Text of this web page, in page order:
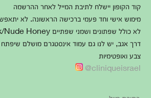
קוד הקופון יישלח לתיבת המייל לאחר ההרשמה
מימוש אישי וחד פעמי ברכישה הראשונה. לא
לא כולל שפתונים ושמני שפתיים Black/Pink/Nude Honey
דרך אגב, יש לנו גם עמוד אינסטגרם מושלם שיפתח
צבע ואופטימיות
cliniqueisrael@